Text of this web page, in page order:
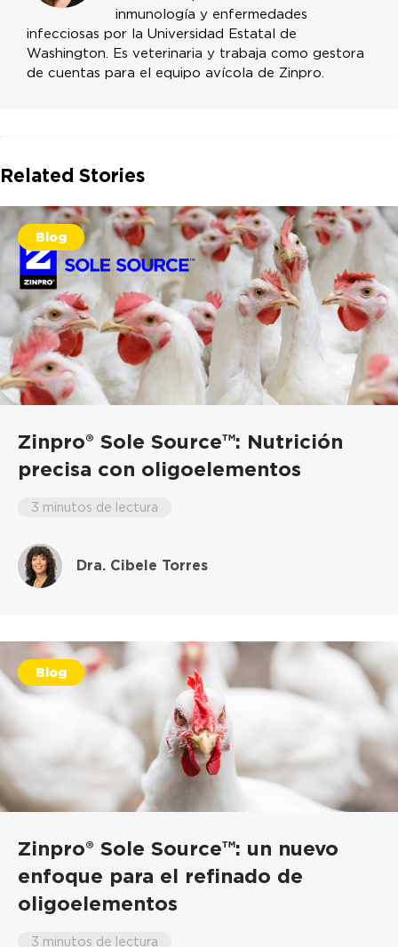
inmunología y enfermedades
infecciosas por la Universidad Estatal de
Washington. Es veterinaria y trabaja como gestora
de cuentas para el equipo avícola de Zinpro.
Related Stories
Blog
Zinpro® Sole Source™: Nutrición
precisa con oligoelementos
3 minutos de lectura
Dra. Cibele Torres
Blog
Zinpro® Sole Source™: un nuevo
enfoque para el refinado de
oligoelementos
3 minutos de lectura